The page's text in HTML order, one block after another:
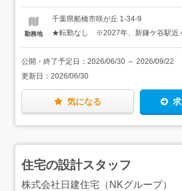
です。
勤務地
千葉県船橋市咲が丘 1-34-9
★転勤なし ※2027年、新鎌ケ谷駅近
公開・終了予定日： 2026/06/30 ～ 2026/09/22
更新日： 2026/06/30
気になる
住宅の設計スタッフ
株式会社日建住宅（NKグループ）